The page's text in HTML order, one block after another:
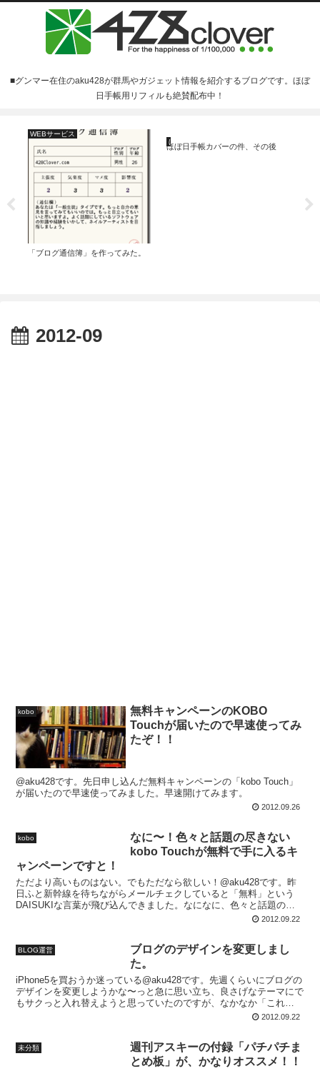
■グンマー在住のaku428が群馬やガジェット情報を紹介するブログです。ほぼ
日手帳用リフィルも絶賛配布中！
WEBサービス
「ブログ通信簿」を作ってみた。
ほぼ日手帳
ほぼ日手帳カバーの件、その後
2012-09
kobo
無料キャンペーンのKOBO
Touchが届いたので早速使ってみ
たぞ！！
@aku428です。先日申し込んだ無料キャンペーンの「kobo Touch」
が届いたので早速使ってみました。早速開けてみます。
2012.09.26
kobo
なに〜！色々と話題の尽きない
kobo Touchが無料で手に入るキ
ャンペーンですと！
ただより高いものはない。でもただなら欲しい！@aku428です。昨
日ふと新幹線を待ちながらメールチェクしていると「無料」という
DAISUKIな言葉が飛び込んできました。なになに、色々と話題の尽
2012.09.22
BLOG運営
ブログのデザインを変更しまし
た。
iPhone5を買おうか迷っている@aku428です。先週くらいにブログの
デザインを変更しようかな〜っと急に思い立ち、良さげなテーマにで
もサクっと入れ替えようと思っていたのですが、なかなか「これ
2012.09.22
未分類
週刊アスキーの付録「パチパチま
とめ板」が、かなりオススメ！！